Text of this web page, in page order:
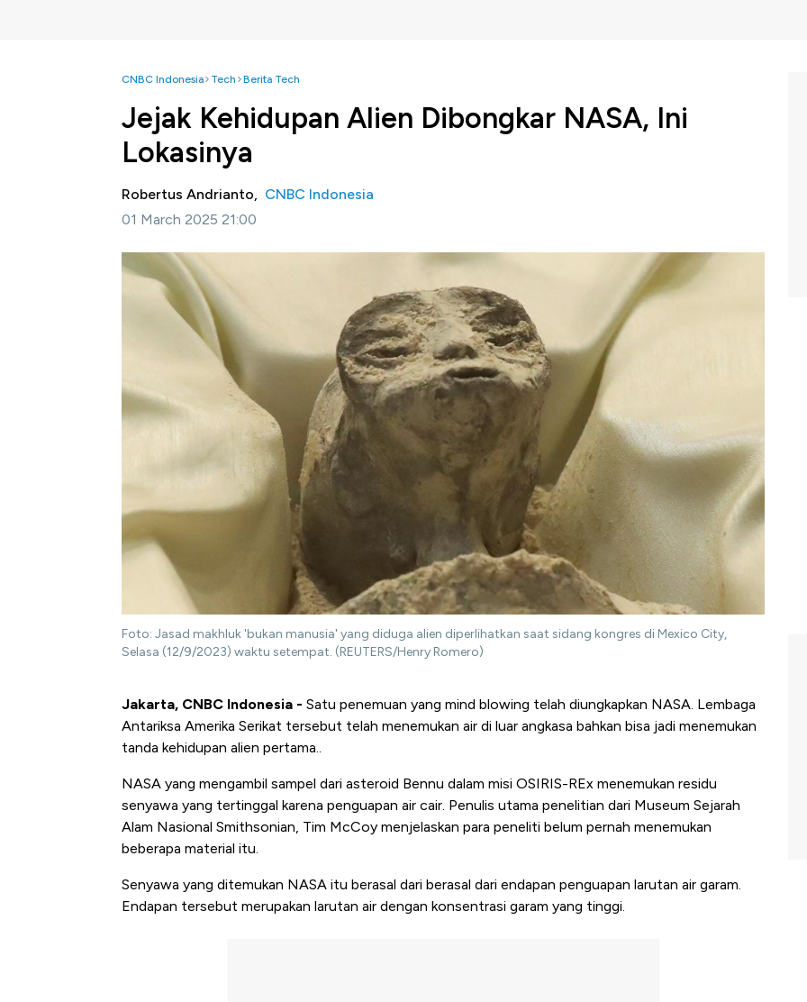
CNBC Indonesia Tech Berita Tech
Jejak Kehidupan Alien Dibongkar NASA, Ini
Lokasinya
Robertus Andrianto, CNBC Indonesia
01 March 2025 21:00
Foto: Jasad makhluk 'bukan manusia' yang diduga alien diperlihatkan saat sidang kongres di Mexico City,
Selasa (12/9/2023) waktu setempat. (REUTERS/Henry Romero)
Jakarta, CNBC Indonesia - Satu penemuan yang mind blowing telah diungkapkan NASA. Lembaga
Antariksa Amerika Serikat tersebut telah menemukan air di luar angkasa bahkan bisa jadi menemukan
tanda kehidupan alien pertama..
NASA yang mengambil sampel dari asteroid Bennu dalam misi OSIRIS-REx menemukan residu
senyawa yang tertinggal karena penguapan air cair. Penulis utama penelitian dari Museum Sejarah
Alam Nasional Smithsonian, Tim McCoy menjelaskan para peneliti belum pernah menemukan
beberapa material itu.
Senyawa yang ditemukan NASA itu berasal dari berasal dari endapan penguapan larutan air garam.
Endapan tersebut merupakan larutan air dengan konsentrasi garam yang tinggi.